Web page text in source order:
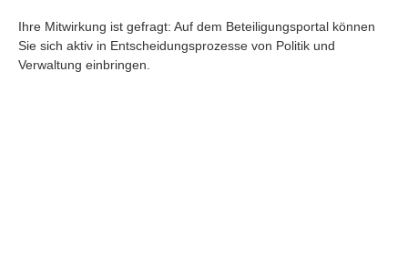
Ihre Mitwirkung ist gefragt: Auf dem Beteiligungsportal können
Sie sich aktiv in Entscheidungsprozesse von Politik und
Verwaltung einbringen.